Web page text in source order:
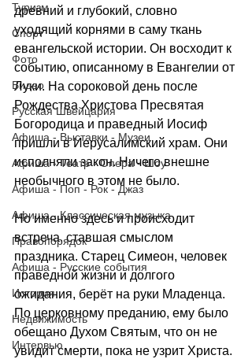
Туризм
Спорт
Фото
Видео
Русская Швейцария
Афиша - Выставки - Музеи
Афиша - Театр - Опера - Шоу
Афиша - Поп - Рок - Джаз
Афиша - Классическая музыка
Правопорядок
Афиша - Русские события
История
Недвижимость
Интервью
древний и глубокий, словно
уходящий корнями в саму ткань
евангельской истории. Он восходит к
событию, описанному в Евангелии от
Луки. На сороковой день после
Рождества Христова Пресвятая
Богородица и праведный Иосиф
пришли в Иерусалимский храм. Они
исполняли закон. Ничего внешне
необычного в этом не было.
Но именно здесь и происходит
встреча, ставшая смыслом
праздника. Старец Симеон, человек
праведной жизни и долгого
ожидания, берёт на руки Младенца.
По церковному преданию, ему было
обещано Духом Святым, что он не
увидит смерти, пока не узрит Христа.